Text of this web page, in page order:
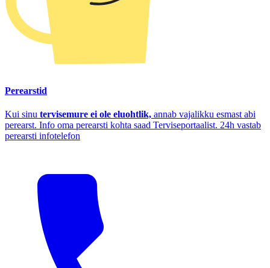
Perearstid
Kui sinu tervisemure ei ole eluohtlik, annab vajalikku esmast abi
perearst. Info oma perearsti kohta saad Terviseportaalist. 24h vastab
perearsti infotelefon